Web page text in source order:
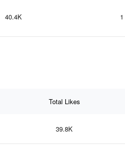
40.4K 1
Total Likes
39.8K